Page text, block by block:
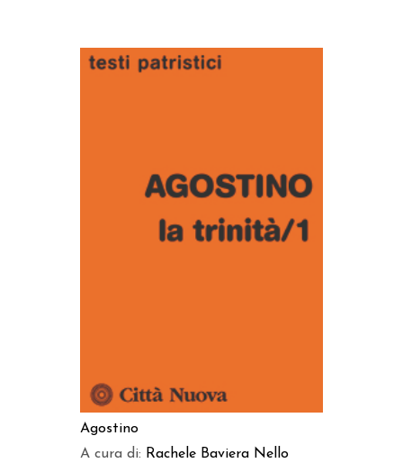
AGGIUNGI AL CARRELLO
Agostino
A cura di: Rachele Baviera Nello